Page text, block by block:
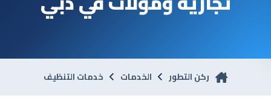
ركن التطور الخدمات خدمات التنظيف